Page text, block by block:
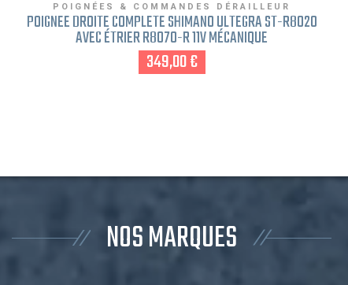
POIGNÉES & COMMANDES DÉRAILLEUR
POIGNÉE DROITE COMPLÈTE SHIMANO ULTEGRA ST-R8020
AVEC ÉTRIER R8070-R 11V MÉCANIQUE
349,00 €
NOS MARQUES